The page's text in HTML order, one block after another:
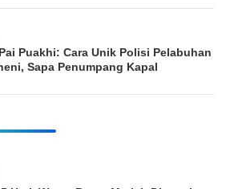
Puakhi: Cara Unik Polisi Pelabuhan
Sapa Penumpang Kapal